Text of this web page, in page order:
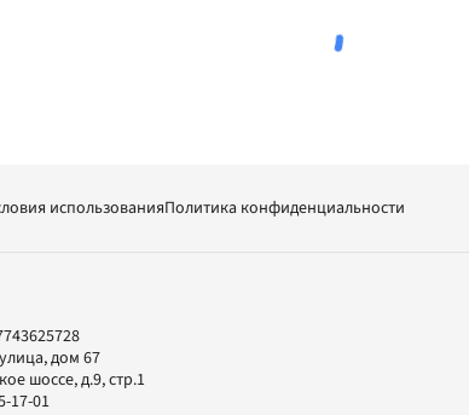
использованияПолитика конфиденциальности
дом 67
шоссе, д.9, стр.1
17-01